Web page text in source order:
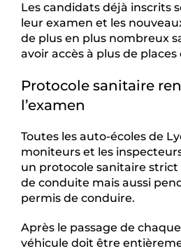
Les candidats déjà inscrits
leur examen et les
de plus en plus nombreux
avoir accès à plus de places
Protocole sanitaire
l’examen
Toutes les auto-écoles de
moniteurs et les
un protocole sanitaire strict
de conduite mais aussi
permis de conduire.
Après le passage de
véhicule doit être